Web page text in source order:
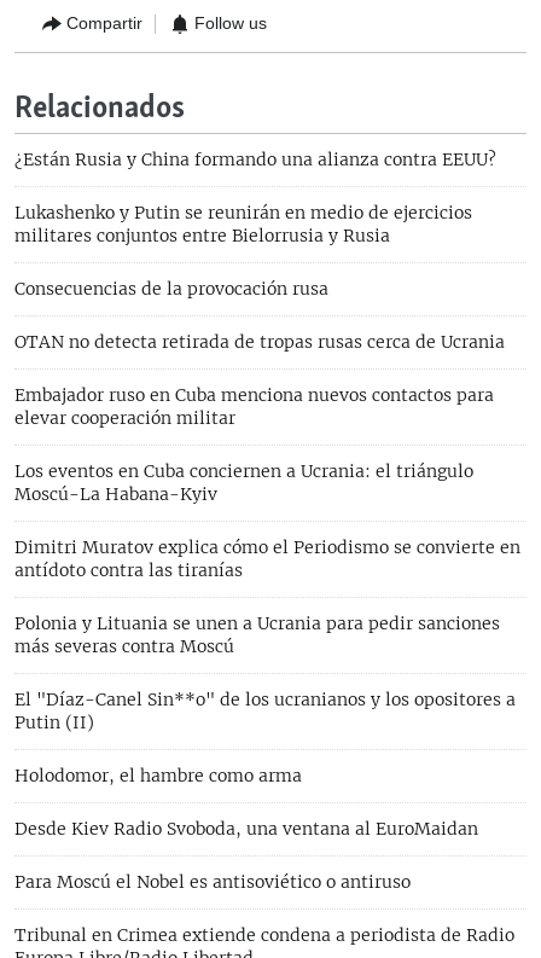
Compartir Follow us
Relacionados
¿Están Rusia y China formando una alianza contra EEUU?
Lukashenko y Putin se reunirán en medio de ejercicios
militares conjuntos entre Bielorrusia y Rusia
Consecuencias de la provocación rusa
OTAN no detecta retirada de tropas rusas cerca de Ucrania
Embajador ruso en Cuba menciona nuevos contactos para
elevar cooperación militar
Los eventos en Cuba conciernen a Ucrania: el triángulo
Moscú-La Habana-Kyiv
Dimitri Muratov explica cómo el Periodismo se convierte en
antídoto contra las tiranías
Polonia y Lituania se unen a Ucrania para pedir sanciones
más severas contra Moscú
El "Díaz-Canel Sin**o" de los ucranianos y los opositores a
Putin (II)
Holodomor, el hambre como arma
Desde Kiev Radio Svoboda, una ventana al EuroMaidan
Para Moscú el Nobel es antisoviético o antiruso
Tribunal en Crimea extiende condena a periodista de Radio